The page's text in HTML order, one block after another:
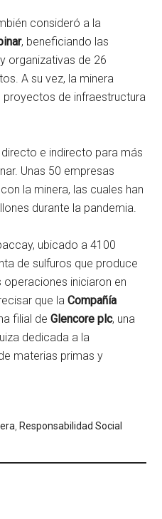
consideró a la
, beneficiando las
organizativas de 26
A su vez, la minera
de infraestructura
e indirecto para más
Unas 50 empresas
la minera, las cuales han
durante la pandemia.
ubicado a 4100
de sulfuros que produce
iniciaron en
que laCompañía
filial deGlencore plc, una
dedicada a la
materias primas y
Responsabilidad Social